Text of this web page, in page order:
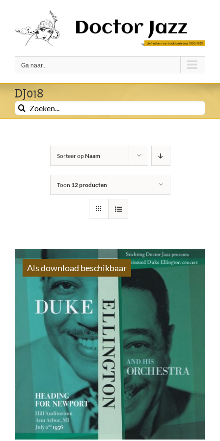
inhoud
Ga naar...
DJ018
Zoeken
naar:
Sorteer opNaam
Toon 12 producten
Als download beschikbaar